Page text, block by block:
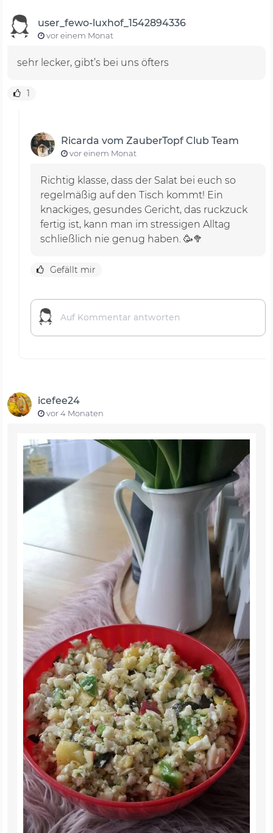
user_fewo-luxhof_1542894336
vor einem Monat
sehr lecker, gibt’s bei uns öfters
1
Ricarda vom ZauberTopf Club Team
vor einem Monat
Richtig klasse, dass der Salat bei euch so
regelmäßig auf den Tisch kommt! Ein
knackiges, gesundes Gericht, das ruckzuck
fertig ist, kann man im stressigen Alltag
schließlich nie genug haben. 🥳🥦
Gefällt mir
icefee24
vor 4 Monaten